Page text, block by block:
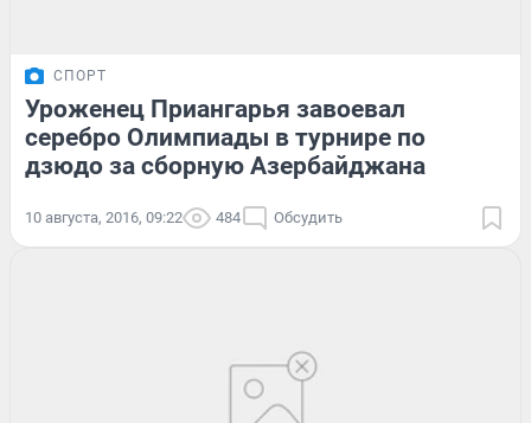
СПОРТ
Уроженец Приангарья завоевал
серебро Олимпиады в турнире по
дзюдо за сборную Азербайджана
10 августа, 2016, 09:22 484 Обсудить